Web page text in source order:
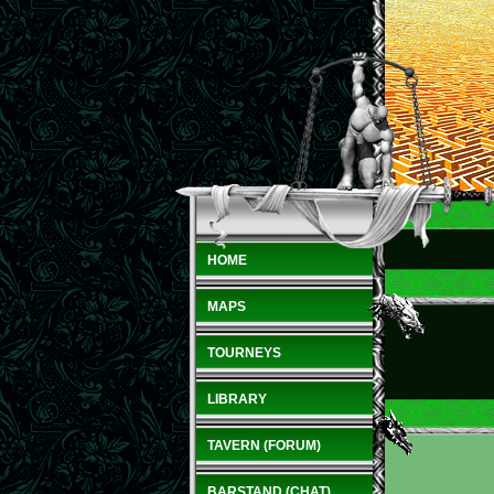
HOME
MAPS
TOURNEYS
LIBRARY
TAVERN (FORUM)